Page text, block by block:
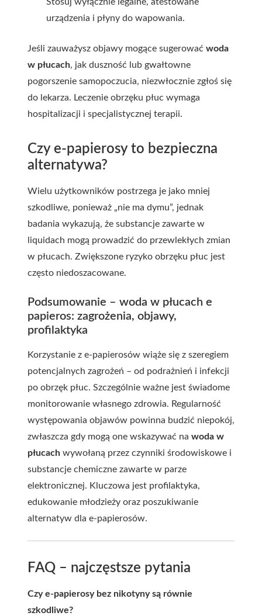
urządzenia i płyny do wapowania.
Jeśli zauważysz objawy mogące sugerować woda
w płucach, jak duszność lub gwałtowne
pogorszenie samopoczucia, niezwłocznie zgłoś się
do lekarza. Leczenie obrzęku płuc wymaga
hospitalizacji i specjalistycznej terapii.
Czy e-papierosy to bezpieczna
alternatywa?
Wielu użytkowników postrzega je jako mniej
szkodliwe, ponieważ „nie ma dymu”, jednak
badania wykazują, że substancje zawarte w
liquidach mogą prowadzić do przewlekłych zmian
w płucach. Zwiększone ryzyko obrzęku płuc jest
często niedoszacowane.
Podsumowanie – woda w płucach e
papieros: zagrożenia, objawy,
profilaktyka
Korzystanie z e-papierosów wiąże się z szeregiem
potencjalnych zagrożeń – od podrażnień i infekcji
po obrzęk płuc. Szczególnie ważne jest świadome
monitorowanie własnego zdrowia. Regularność
występowania objawów powinna budzić niepokój,
zwłaszcza gdy mogą one wskazywać na woda w
płucach wywołaną przez czynniki środowiskowe i
substancje chemiczne zawarte w parze
elektronicznej. Kluczowa jest profilaktyka,
edukowanie młodzieży oraz poszukiwanie
alternatyw dla e-papierosów.
FAQ – najczęstsze pytania
Czy e-papierosy bez nikotyny są równie
szkodliwe?